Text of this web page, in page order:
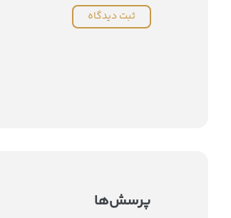
ثبت دیدگاه
پرسش‌ها